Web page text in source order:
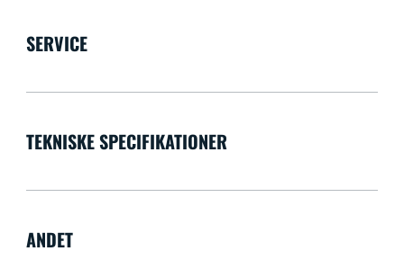
SERVICE
TEKNISKE SPECIFIKATIONER
ANDET